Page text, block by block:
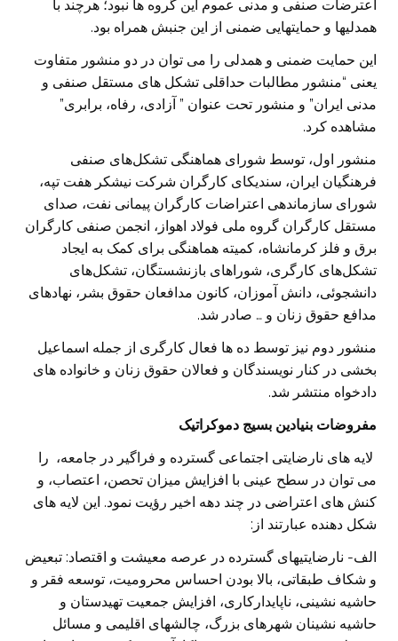
اعترضات صنفی و مدنی عموم این گروه ها نبود؛ هرچند با
همدلیها و حمایتهایی ضمنی از این جنبش همراه بود.
این حمایت ضمنی و همدلی را می توان در دو منشور متفاوت
یعنی “منشور مطالبات حداقلی تشکل های مستقل صنفی و
مدنی ایران” و منشور تحت عنوان ” آزادی، رفاه، برابری”
مشاهده کرد.
منشور اول، توسط شورای هماهنگی تشکل‌های صنفی
فرهنگیان ایران، سندیکای کارگران شرکت نیشکر‌ هفت تپه،
شورای سازماندهی اعتراضات کارگران پیمانی نفت، صدای
مستقل کارگران گروه ملی فولاد اهواز، انجمن صنفی کارگران
برق و فلز کرمانشاه، کمیته هماهنگی برای کمک به ایجاد
تشکل‌های کارگری، شوراهای بازنشستگان، تشکل‌های
دانشجوئی، دانش آموزان، کانون مدافعان حقوق بشر، نهادهای
مدافع حقوق زنان و … صادر شد.
منشور دوم نیز توسط ده ها فعال کارگری از جمله اسماعیل
بخشی در کنار نویسندگان و فعالان حقوق زنان و خانواده های
دادخواه منتشر شد.
مفروضات بنیادین بسیج دموکراتیک
لایه های نارضایتی اجتماعی گسترده و فراگیر در جامعه، را
می توان در سطح عینی با افزایش میزان تحصن، اعتصاب، و
کنش های اعتراضی در چند دهه اخیر رؤیت نمود. این لایه های
شکل دهنده عبارتند از:
الف- نارضایتیهای گسترده در عرصه معیشت و اقتصاد: تبعیض
و شکاف طبقاتی، بالا بودن احساس محرومیت، توسعه فقر و
حاشیه نشینی، ناپایدارکاری، افزایش جمعیت تهیدستان و
حاشیه نشینان شهرهای بزرگ، چالشهای اقلیمی و مسائل